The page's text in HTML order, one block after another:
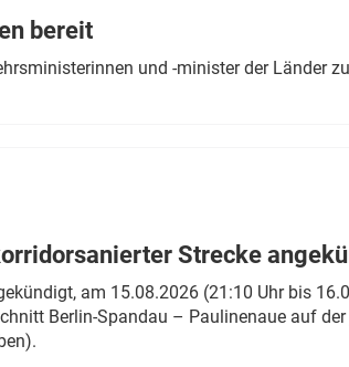
bereit
und -minister der Länder
Strecke
am 15.08.2026 (21:10 Uhr bis
Berlin-Spandau – Paulinenaue auf